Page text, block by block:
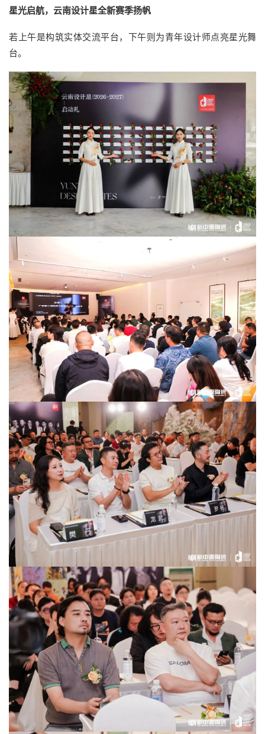
星光启航，云南设计星全新赛季扬帆
若上午是构筑实体交流平台，下午则为青年设计师点亮星光舞
台。